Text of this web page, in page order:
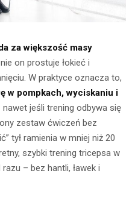
za większość masy
on prostuje łokieć i
W praktyce oznacza to,
w pompkach, wyciskaniu i
nawet jeśli trening odbywa się
zestaw ćwiczeń bez
tył ramienia w mniej niż 20
szybki trening tricepsa w
– bez hantli, ławek i